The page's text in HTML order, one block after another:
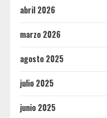
abril 2026
marzo 2026
agosto 2025
julio 2025
junio 2025